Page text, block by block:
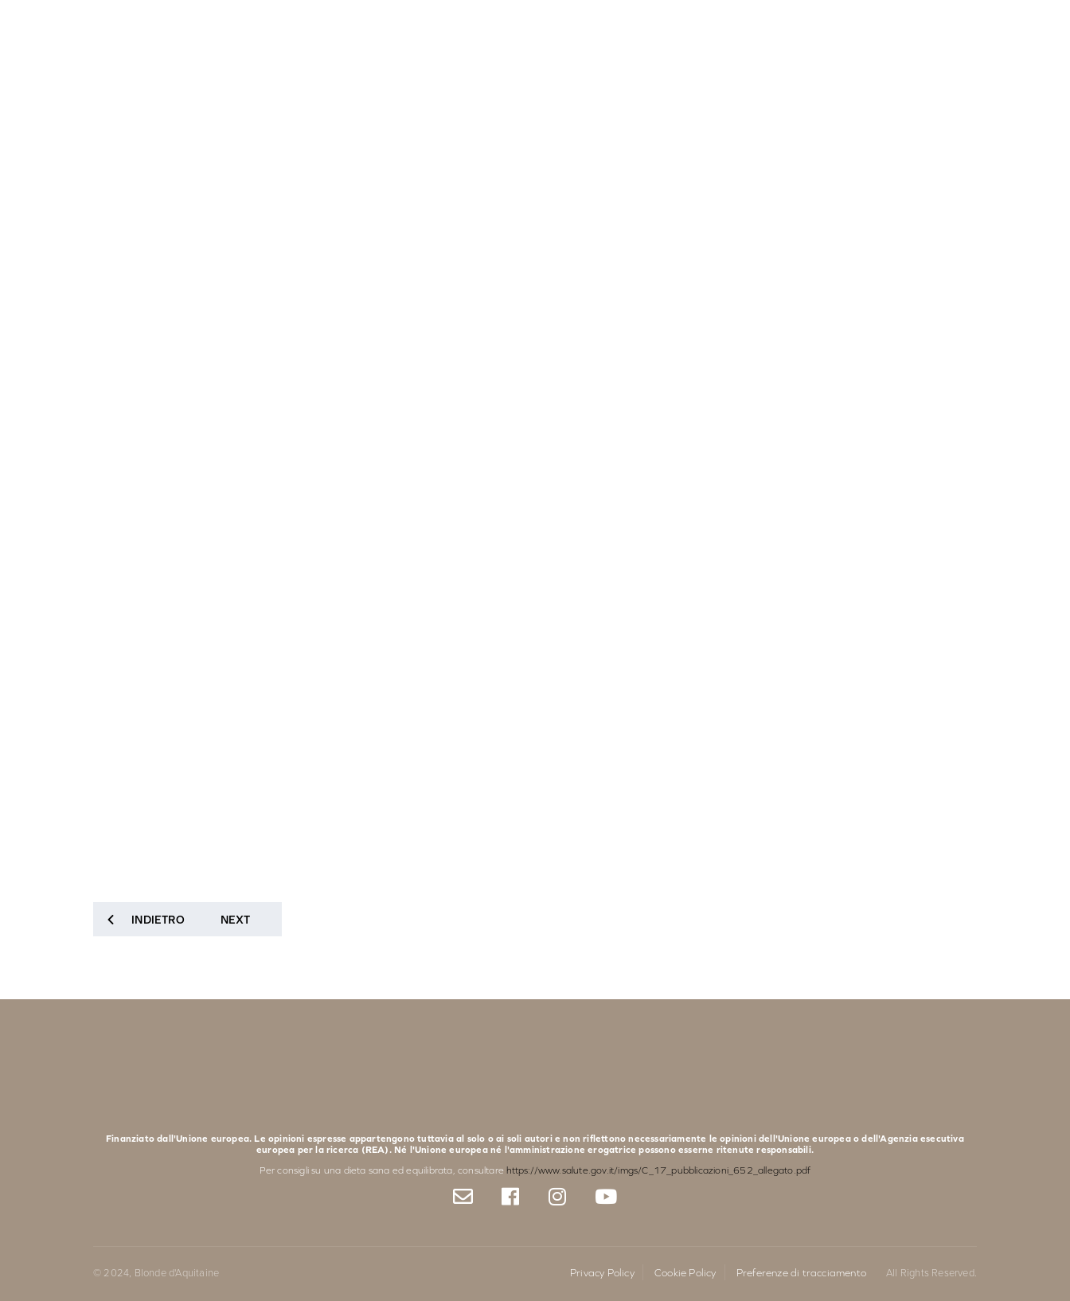
INDIETRO NEXT
Finanziato dall'Unione europea. Le opinioni espresse appartengono tuttavia al solo o ai soli autori e non riflettono necessariamente le opinioni dell'Unione europea o dell'Agenzia esecutiva
europea per la ricerca (REA). Né l'Unione europea né l'amministrazione erogatrice possono esserne ritenute responsabili.
Per consigli su una dieta sana ed equilibrata, consultarehttps://www.salute.gov.it/imgs/C_17_pubblicazioni_652_allegato.pdf
© 2024, Blonde d'Aquitaine Privacy Policy Cookie Policy Preferenze di tracciamento All Rights Reserved.